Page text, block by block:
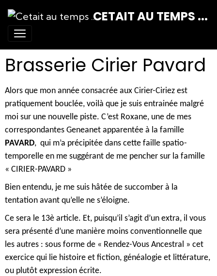
CETAIT AU TEMPS ...
Brasserie Cirier Pavard
Alors que mon année consacrée aux Cirier-Ciriez est
pratiquement bouclée, voilà que je suis entrainée malgré
moi sur une nouvelle piste. C’est Roxane, une de mes
correspondantes Geneanet apparentée à la famille
PAVARD, qui m’a précipitée dans cette faille spatio-
temporelle en me suggérant de me pencher sur la famille
« CIRIER-PAVARD »
Bien entendu, je me suis hâtée de succomber à la
tentation avant qu’elle ne s’éloigne.
Ce sera le 13è article. Et, puisqu’il s’agit d’un extra, il vous
sera présenté d’une manière moins conventionnelle que
les autres : sous forme de « Rendez-Vous Ancestral » cet
exercice qui lie histoire et fiction, généalogie et littérature,
ou plutôt expression écrite.